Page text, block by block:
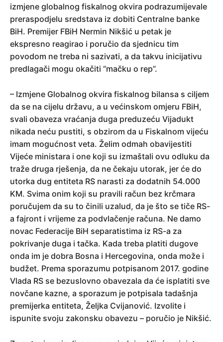
izmjene globalnog fiskalnog okvira podrazumijevale
preraspodjelu sredstava iz dobiti Centralne banke
BiH. Premijer FBiH Nermin Nikšić u petak je
ekspresno reagirao i poručio da sjednicu tim
povodom ne treba ni sazivati, a da takvu inicijativu
predlagači mogu okačiti “mačku o rep”.
– Izmjene Globalnog okvira fiskalnog bilansa s ciljem
da se na cijelu državu, a u većinskom omjeru FBiH,
svali obaveza vraćanja duga preduzeću Vijadukt
nikada neću pustiti, s obzirom da u Fiskalnom vijeću
imam mogućnost veta. Želim odmah obavijestiti
Vijeće ministara i one koji su izmaštali ovu odluku da
traže druga rješenja, da ne čekaju utorak, jer će do
utorka dug entiteta RS narasti za dodatnih 54.000
KM. Svima onim koji su pravili račun bez krčmara
poručujem da su to činili uzalud, da je što se tiče RS-
a fajront i vrijeme za podvlačenje računa. Ne damo
novac Federacije BiH separatistima iz RS-a za
pokrivanje duga i tačka. Kada treba platiti dugove
onda im je dobra Bosna i Hercegovina, onda može i
budžet. Prema sporazumu potpisanom 2017. godine
Vlada RS se bezuslovno obavezala da će isplatiti sve
novčane kazne, a sporazum je potpisala tadašnja
premijerka entiteta, Željka Cvijanović. Izvolite i
ispunite svoju zakonsku obavezu – poručio je Nikšić.